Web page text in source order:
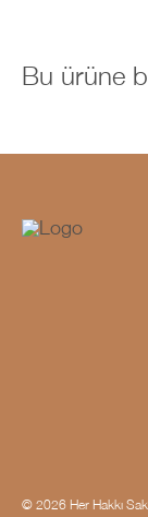
Bu ürüne
© 2026 Her Hakkı